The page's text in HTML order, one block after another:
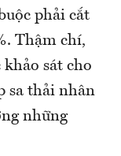
phải cắt
Thậm chí,
sát cho
sa thải nhân
những